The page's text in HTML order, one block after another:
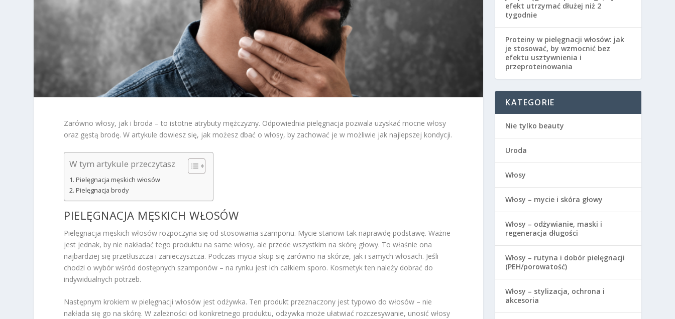
Zarówno włosy, jak i broda – to istotne atrybuty mężczyzny. Odpowiednia pielęgnacja pozwala uzyskać mocne włosy
oraz gęstą brodę. W artykule dowiesz się, jak możesz dbać o włosy, by zachować je w możliwie jak najlepszej kondycji.
W tym artykule przeczytasz
Pielęgnacja męskich włosów
Pielęgnacja brody
PIELĘGNACJA MĘSKICH WŁOSÓW
Pielęgnacja męskich włosów rozpoczyna się od stosowania szamponu. Mycie stanowi tak naprawdę podstawę. Ważne
jest jednak, by nie nakładać tego produktu na same włosy, ale przede wszystkim na skórę głowy. To właśnie ona
najbardziej się przetłuszcza i zanieczyszcza. Podczas mycia skup się zarówno na skórze, jak i samych włosach. Jeśli
chodzi o wybór wśród dostępnych szamponów – na rynku jest ich całkiem sporo. Kosmetyk ten należy dobrać do
indywidualnych potrzeb.
Następnym krokiem w pielęgnacji włosów jest odżywka. Ten produkt przeznaczony jest typowo do włosów – nie
nakłada się go na skórę. W zależności od konkretnego produktu, odżywka może ułatwiać rozczesywanie, unosić włosy
efekt utrzymać dłużej niż 2
tygodnie
Proteiny w pielęgnacji włosów: jak
je stosować, by wzmocnić bez
efektu usztywnienia i
przeproteinowania
KATEGORIE
Nie tylko beauty
Uroda
Włosy
Włosy – mycie i skóra głowy
Włosy – odżywianie, maski i
regeneracja długości
Włosy – rutyna i dobór pielęgnacji
(PEH/porowatość)
Włosy – stylizacja, ochrona i
akcesoria